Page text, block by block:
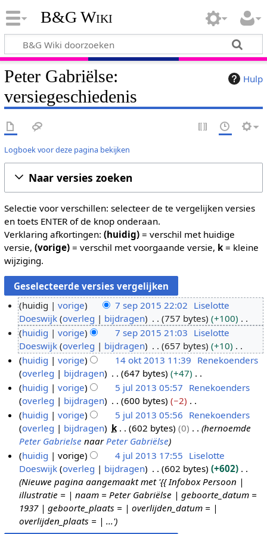
B&G Wiki
Hulp
Peter Gabriëlse:
versiegeschiedenis
Logboek voor deze pagina bekijken
Naar versies zoeken
Selectie voor verschillen: selecteer de te vergelijken versies
en toets ENTER of de knop onderaan.
Verklaring afkortingen: (huidig)= verschil met huidige
versie, (vorige)= verschil met voorgaande versie, k= kleine
wijziging.
s
p
0
5
huidig vorige 7 sep 2015 22:02 Liselotte
Doeswijk overleg bijdragen 757 bytes
+100
G
e
e
n
b
e
w
e
r
i
n
g
s
s
a
huidig vorige 7 sep 2015 21:03 Liselotte
Doeswijk overleg bijdragen 657 bytes
+10
G
e
e
n
b
e
w
e
r
k
i
n
4
k
0
huidig vorige 14 okt 2013 11:39 Renekoenders
overleg
bijdragen 647 bytes
+47
G
e
e
n
b
e
w
e
r
k
i
n
2
huidig vorige 5 jul 2013 05:57 Renekoenders
overleg
bijdragen 600 bytes
−2
G
e
e
n
b
e
w
e
r
k
huidig vorige 5 jul 2013 05:56 Renekoenders
overleg
bijdragen k 602 bytes 0
hernoemde
Peter Gabrielse naarPeter Gabriëlse
huidig vorige 4 jul 2013 17:55 Liselotte
Doeswijk overleg bijdragen 602 bytes
+602
Nieuwe pagina aangemaakt met '{{ Infobox Persoon |
illustratie = | naam = Peter Gabriëlse | geboorte_datum =
1937 | geboorte_plaats = | overlijden_datum = |
overlijden_plaats = | ...'